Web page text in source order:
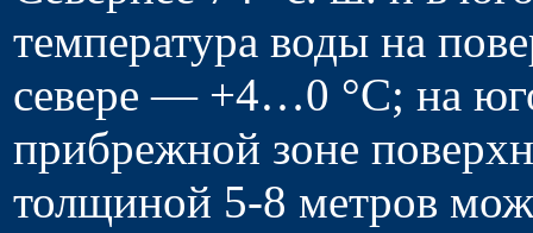
температура воды на
севере — +4…0 °C; на
прибрежной зоне
толщиной 5-8 метров